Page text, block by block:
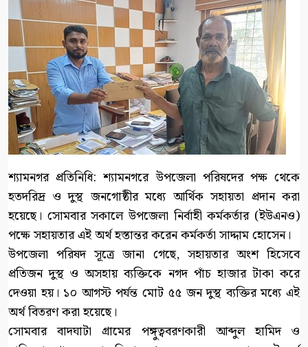
শ্যামনগর প্রতিনিধি: শ্যামনগরে উপজেলা পরিষদের পক্ষ থেকে
হতদরিদ্র ও দুস্থ জনগোষ্ঠীর মধ্যে আর্থিক সহায়তা প্রদান করা
হয়েছে। সোমবার সকালে উপজেলা নির্বাহী কর্মকর্তার (ইউএনও)
পক্ষে সহায়তার এই অর্থ হস্তান্তর করেন কর্মকর্তা সাদ্দাম হোসেন।
উপজেলা পরিষদ সূত্রে জানা গেছে, সহায়তার অংশ হিসেবে
প্রতিজন দুস্থ ও অসহায় ব্যক্তিকে নগদ পাঁচ হাজার টাকা করে
দেওয়া হয়। ১০ আগস্ট পর্যন্ত মোট ৫৫ জন দুস্থ ব্যক্তির মধ্যে এই
অর্থ বিতরণ করা হয়েছে।
সোমবার বাদঘাটা গ্রামের পঙ্গুত্ববরণকারী আব্দুল হামিদ ও